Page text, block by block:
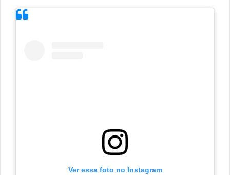
Ver essa foto no Instagram